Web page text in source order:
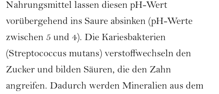
Nahrungsmittel lassen diesen pH-Wert
vorübergehend ins Saure absinken (pH-Werte
zwischen 5 und 4). Die Kariesbakterien
(Streptococcus mutans) verstoffwechseln den
Zucker und bilden Säuren, die den Zahn
angreifen. Dadurch werden Mineralien aus dem